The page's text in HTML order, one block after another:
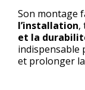
Son montage
l’installation,
et la
indispensable
et prolonger